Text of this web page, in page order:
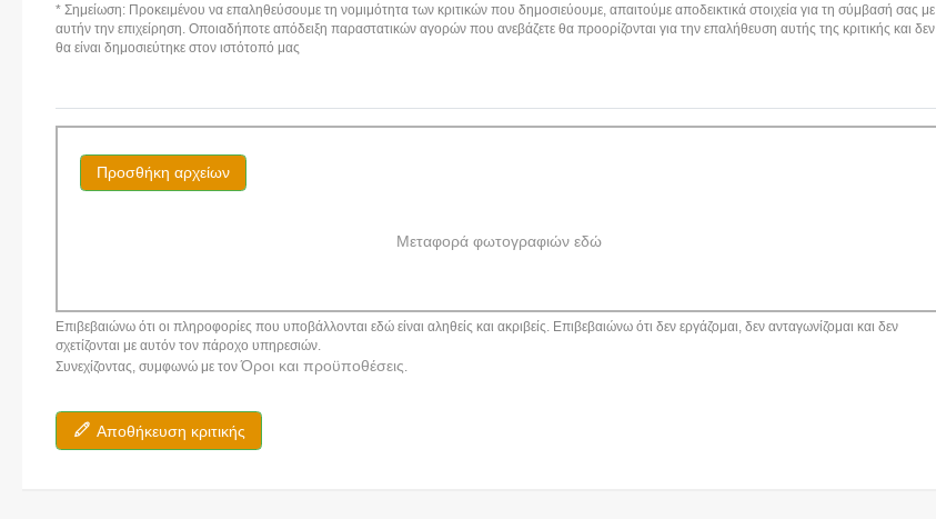
* Σημείωση: Προκειμένου να επαληθεύσουμε τη νομιμότητα των κριτικών που δημοσιεύουμε, απαιτούμε αποδεικτικά στοιχεία για τη σύμβασή σας με
αυτήν την επιχείρηση. Οποιαδήποτε απόδειξη παραστατικών αγορών που ανεβάζετε θα προορίζονται για την επαλήθευση αυτής της κριτικής και δεν
θα είναι δημοσιεύτηκε στον ιστότοπό μας
Προσθήκη αρχείων
Μεταφορά φωτογραφιών εδώ
Επιβεβαιώνω ότι οι πληροφορίες που υποβάλλονται εδώ είναι αληθείς και ακριβείς. Επιβεβαιώνω ότι δεν εργάζομαι, δεν ανταγωνίζομαι και δεν
σχετίζονται με αυτόν τον πάροχο υπηρεσιών.
Συνεχίζοντας, συμφωνώ με τονΌροι και προϋποθέσεις.
Αποθήκευση κριτικής